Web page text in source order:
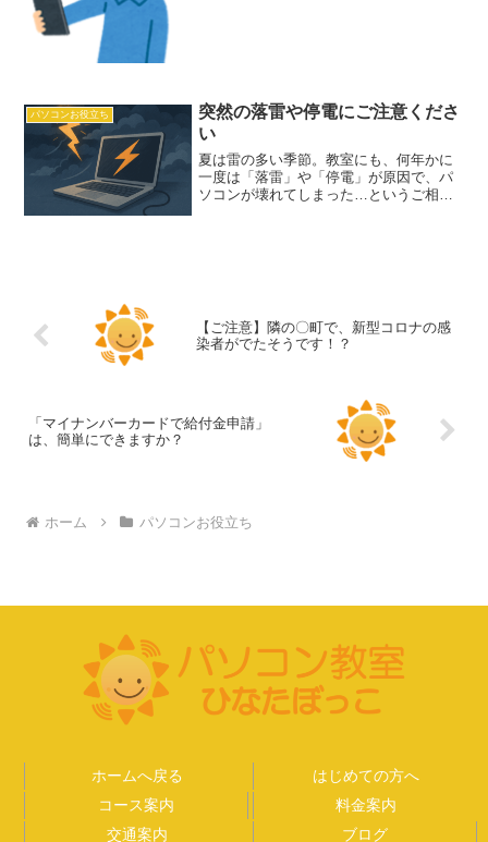
パソコンお役立ち
突然の落雷や停電にご注意くださ
い
夏は雷の多い季節。教室にも、何年かに
一度は「落雷」や「停電」が原因で、パ
ソコンが壊れてしまった…というご相談
【ご注意】隣の〇町で、新型コロナの感
染者がでたそうです！？
「マイナンバーカードで給付金申請」
は、簡単にできますか？
ホーム パソコンお役立ち
ホームへ戻る
はじめての方へ
コース案内
料金案内
交通案内
ブログ